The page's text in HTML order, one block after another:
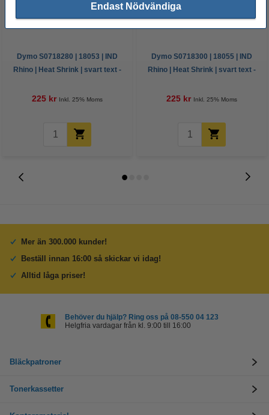
Endast Nödvändiga
Dymo S0718280 | 18053 | IND
Rhino | Heat Shrink | svart text -
123ink)
225 kr Inkl. 25% Moms
Dymo S0718300 | 18055 | IND
Rhino | Heat Shrink | svart text -
123ink)
225 kr Inkl. 25% Moms
Mer än 300.000 kunder!
Beställ innan 16:00 så skickar vi idag!
Alltid låga priser!
Behöver du hjälp? Ring oss på 08-550 04 123
Helgfria vardagar från kl. 9:00 till 16:00
Bläckpatroner
Tonerkassetter